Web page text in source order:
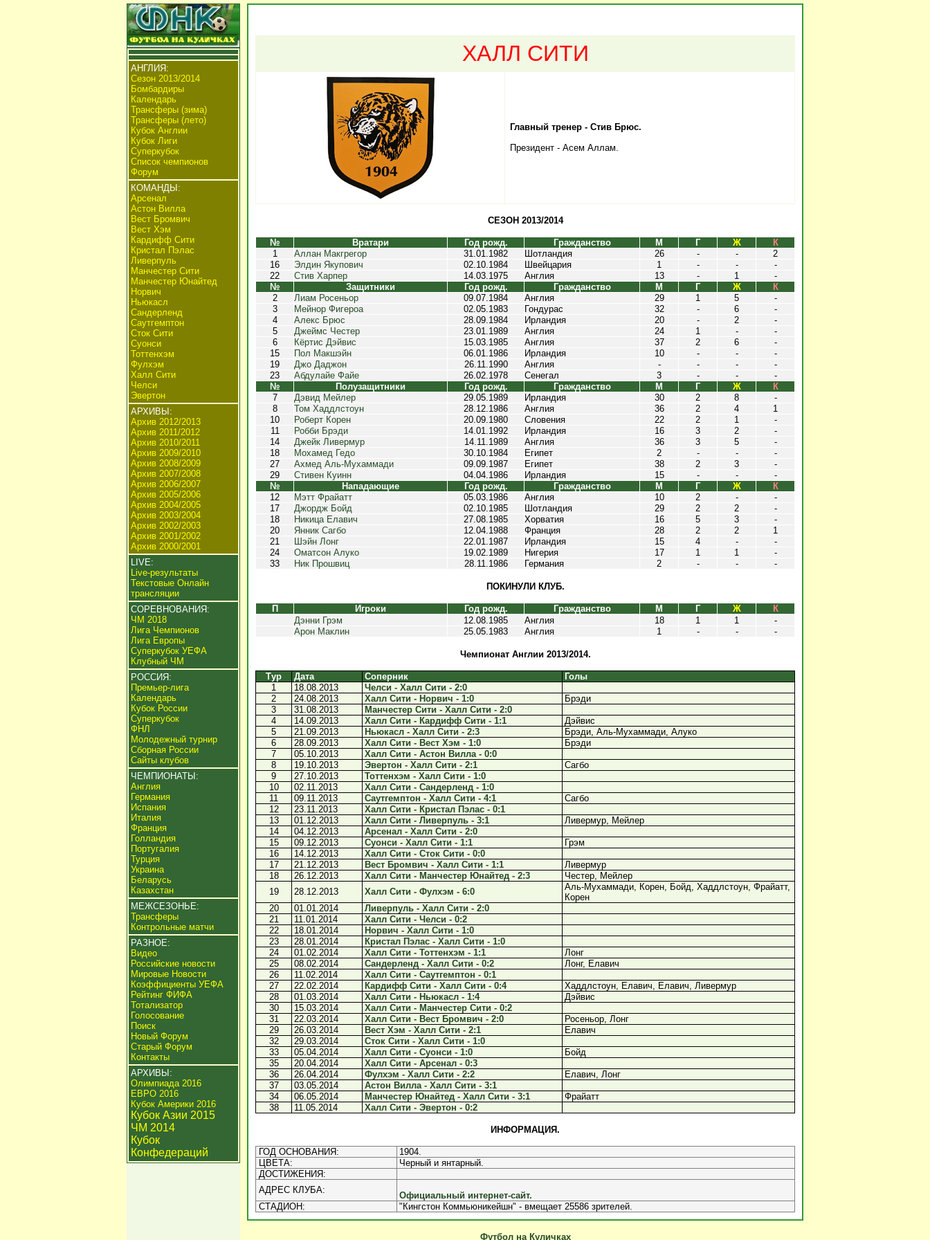
АНГЛИЯ:
Сезон 2013/2014
Бомбардиры
Календарь
Трансферы (зима)
Трансферы (лето)
Кубок Англии
Кубок Лиги
Суперкубок
Список чемпионов
Форум
КОМАНДЫ:
Арсенал
Астон Вилла
Вест Бромвич
Вест Хэм
Кардифф Сити
Кристал Пэлас
Ливерпуль
Манчестер Сити
Манчестер Юнайтед
Норвич
Ньюкасл
Сандерленд
Саутгемптон
Сток Сити
Суонси
Тоттенхэм
Фулхэм
Халл Сити
Челси
Эвертон
АРХИВЫ:
Архив 2012/2013
Архив 2011/2012
Архив 2010/2011
Архив 2009/2010
Архив 2008/2009
Архив 2007/2008
Архив 2006/2007
Архив 2005/2006
Архив 2004/2005
Архив 2003/2004
Архив 2002/2003
Архив 2001/2002
Архив 2000/2001
LIVE:
Live-результаты
Текстовые Онлайн
трансляции
СОРЕВНОВАНИЯ:
ЧМ 2018
Лига Чемпионов
Лига Европы
Суперкубок УЕФА
Клубный ЧМ
РОССИЯ:
Премьер-лига
Календарь
Кубок России
Суперкубок
ФНЛ
Молодежный турнир
Сборная России
Сайты клубов
ЧЕМПИОНАТЫ:
Англия
Германия
Испания
Италия
Франция
Голландия
Португалия
Турция
Украина
Беларусь
Казахстан
МЕЖСЕЗОНЬЕ:
Трансферы
Контрольные матчи
РАЗНОЕ:
Видео
Российские новости
Мировые Новости
Коэффициенты УЕФА
Рейтинг ФИФА
Тотализатор
Голосование
Поиск
Новый Форум
Старый Форум
Контакты
АРХИВЫ:
Олимпиада 2016
ЕВРО 2016
Кубок Америки 2016
Кубок Азии 2015
ЧМ 2014
Кубок
Конфедераций
ХАЛЛ СИТИ
Главный тренер - Стив Брюс.
Президент - Асем Аллам.
СЕЗОН 2013/2014
№ Вратари Год рожд. Гражданство М Г Ж
К
1
Аллан Макгрегор 31.01.1982 Шотландия 26 - -
2
16
Элдин Якупович 02.10.1984 Швейцария 1 - -
-
22
Стив Харпер 14.03.1975 Англия 13 - 1
-
№
Защитники Год рожд. Гражданство М Г Ж
К
2
Лиам Росеньор 09.07.1984 Англия 29 1 5
-
3
Мейнор Фигероа 02.05.1983 Гондурас 32 - 6
-
4
Алекс Брюс 28.09.1984 Ирландия 20 - 2
-
5
Джеймс Честер 23.01.1989 Англия 24 1 -
-
6
Кёртис Дэйвис 15.03.1985 Англия 37 2 6
-
15
Пол Макшэйн 06.01.1986 Ирландия 10 - -
-
19
Джо Даджон 26.11.1990 Англия - - -
-
23
Абдулайе Файе 26.02.1978 Сенегал 3 - -
-
№
Полузащитники Год рожд. Гражданство М Г Ж
К
7
Дэвид Мейлер 29.05.1989 Ирландия 30 2 8
-
8
Том Хаддлстоун 28.12.1986 Англия 36 2 4
1
10
Роберт Корен 20.09.1980 Словения 22 2 1
-
11
Робби Брэди 14.01.1992 Ирландия 16 3 2
-
14
Джейк Ливермур 14.11.1989 Англия 36 3 5
-
18
Мохамед Гедо 30.10.1984 Египет 2 - -
-
27
Ахмед Аль-Мухаммади 09.09.1987 Египет 38 2 3
-
29
Стивен Куинн 04.04.1986 Ирландия 15 - -
-
№
Нападающие Год рожд. Гражданство М Г Ж
К
12
Мэтт Фрайатт 05.03.1986 Англия 10 2 -
-
17
Джордж Бойд 02.10.1985 Шотландия 29 2 2
-
18
Никица Елавич 27.08.1985 Хорватия 16 5 3
-
20
Янник Сагбо 12.04.1988 Франция 28 2 2
1
21
Шэйн Лонг 22.01.1987 Ирландия 15 4 -
-
24
Оматсон Алуко 19.02.1989 Нигерия 17 1 1
-
33
Ник Прошвиц 28.11.1986 Германия 2 - - -
ПОКИНУЛИ КЛУБ.
П Игроки Год рожд. Гражданство М Г Ж
К
Дэнни Грэм
12.08.1985 Англия 18 1 1
-
Арон Маклин
25.05.1983 Англия 1 - - -
Чемпионат Англии 2013/2014.
Тур Дата Соперник
Голы
1
18.08.2013
Челси - Халл Сити - 2:0
2
24.08.2013 Халл Сити - Норвич - 1:0
Брэди
3
31.08.2013
Манчестер Сити - Халл Сити - 2:0
4
14.09.2013 Халл Сити - Кардифф Сити - 1:1
Дэйвис
5
21.09.2013 Ньюкасл - Халл Сити - 2:3
Брэди, Аль-Мухаммади, Алуко
6
28.09.2013 Халл Сити - Вест Хэм - 1:0
Брэди
7
05.10.2013
Халл Сити - Астон Вилла - 0:0
8
19.10.2013 Эвертон - Халл Сити - 2:1
Сагбо
9
27.10.2013
Тоттенхэм - Халл Сити - 1:0
10
02.11.2013
Халл Сити - Сандерленд - 1:0
11
09.11.2013 Саутгемптон - Халл Сити - 4:1
Сагбо
12
23.11.2013
Халл Сити - Кристал Пэлас - 0:1
13
01.12.2013 Халл Сити - Ливерпуль - 3:1
Ливермур, Мейлер
14
04.12.2013
Арсенал - Халл Сити - 2:0
15
09.12.2013 Суонси - Халл Сити - 1:1
Грэм
16
14.12.2013
Халл Сити - Сток Сити - 0:0
17
21.12.2013 Вест Бромвич - Халл Сити - 1:1
Ливермур
18
26.12.2013 Халл Сити - Манчестер Юнайтед - 2:3
Честер, Мейлер
19
28.12.2013 Халл Сити - Фулхэм - 6:0
Аль-Мухаммади, Корен, Бойд, Хаддлстоун, Фрайатт,
Корен
20
01.01.2014
Ливерпуль - Халл Сити - 2:0
21
11.01.2014
Халл Сити - Челси - 0:2
22
18.01.2014
Норвич - Халл Сити - 1:0
23
28.01.2014
Кристал Пэлас - Халл Сити - 1:0
24
01.02.2014 Халл Сити - Тоттенхэм - 1:1
Лонг
25
08.02.2014 Сандерленд - Халл Сити - 0:2
Лонг, Елавич
26
11.02.2014
Халл Сити - Саутгемптон - 0:1
27
22.02.2014 Кардифф Сити - Халл Сити - 0:4
Хаддлстоун, Елавич, Елавич, Ливермур
28
01.03.2014 Халл Сити - Ньюкасл - 1:4
Дэйвис
30
15.03.2014
Халл Сити - Манчестер Сити - 0:2
31
22.03.2014 Халл Сити - Вест Бромвич - 2:0
Росеньор, Лонг
29
26.03.2014 Вест Хэм - Халл Сити - 2:1
Елавич
32
29.03.2014
Сток Сити - Халл Сити - 1:0
33
05.04.2014 Халл Сити - Суонси - 1:0
Бойд
35
20.04.2014
Халл Сити - Арсенал - 0:3
36
26.04.2014 Фулхэм - Халл Сити - 2:2
Елавич, Лонг
37
03.05.2014
Астон Вилла - Халл Сити - 3:1
34
06.05.2014 Манчестер Юнайтед - Халл Сити - 3:1
Фрайатт
38
11.05.2014 Халл Сити - Эвертон - 0:2
ИНФОРМАЦИЯ.
ГОД ОСНОВАНИЯ:
1904.
ЦВЕТА:
Черный и янтарный.
ДОСТИЖЕНИЯ:
АДРЕС КЛУБА:
Официальный интернет-сайт.
СТАДИОН:
"Кингстон Коммьюникейшн" - вмещает 25586 зрителей.
Футбол на Куличках